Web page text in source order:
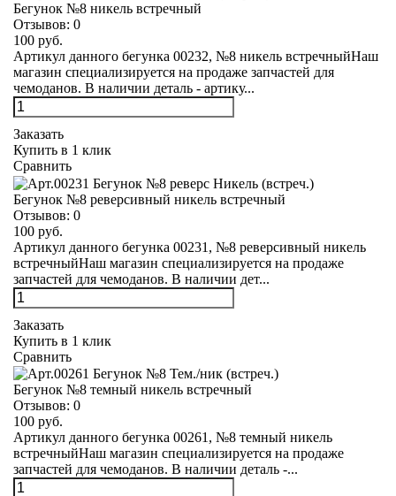
Бегунок №8 никель встречный
Отзывов: 0
100 руб.
Артикул данного бегунка 00232, №8 никель встречныйНаш
магазин специализируется на продаже запчастей для
чемоданов. В наличии деталь - артику...
Заказать
Купить в 1 клик
Сравнить
Бегунок №8 реверсивный никель встречный
Отзывов: 0
100 руб.
Артикул данного бегунка 00231, №8 реверсивный никель
встречныйНаш магазин специализируется на продаже
запчастей для чемоданов. В наличии дет...
Заказать
Купить в 1 клик
Сравнить
Бегунок №8 темный никель встречный
Отзывов: 0
100 руб.
Артикул данного бегунка 00261, №8 темный никель
встречныйНаш магазин специализируется на продаже
запчастей для чемоданов. В наличии деталь -...